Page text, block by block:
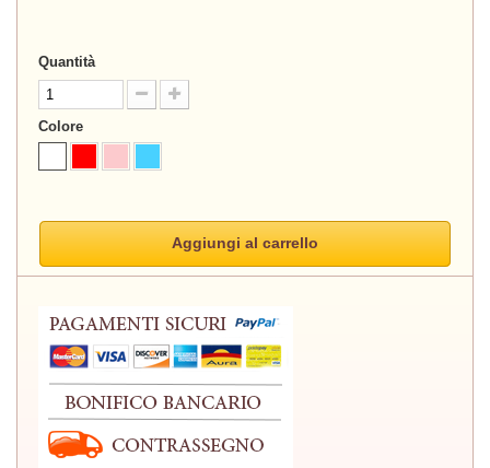
Quantità
Colore
Aggiungi al carrello